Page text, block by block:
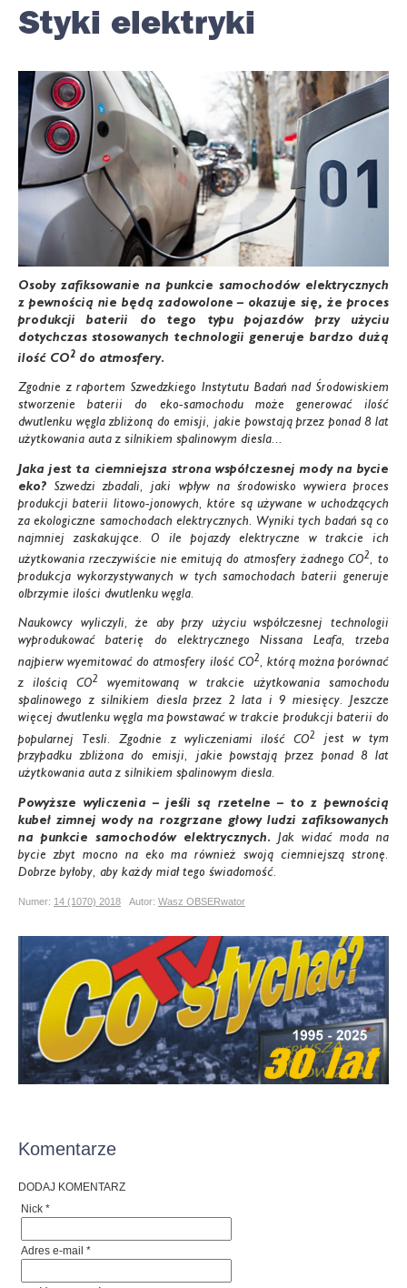
Styki elektryki
Osoby zafiksowanie na punkcie samochodów elektrycznych
z pewnością nie będą zadowolone – okazuje się, że proces
produkcji baterii do tego typu pojazdów przy użyciu
dotychczas stosowanych technologii generuje bardzo dużą
ilość CO2 do atmosfery.
Zgodnie z raportem Szwedzkiego Instytutu Badań nad Środowiskiem
stworzenie baterii do eko-samochodu może generować ilość
dwutlenku węgla zbliżoną do emisji, jakie powstają przez ponad 8 lat
użytkowania auta z silnikiem spalinowym diesla...
Jaka jest ta ciemniejsza strona współczesnej mody na bycie
eko? Szwedzi zbadali, jaki wpływ na środowisko wywiera proces
produkcji baterii litowo-jonowych, które są używane w uchodzących
za ekologiczne samochodach elektrycznych. Wyniki tych badań są co
najmniej zaskakujące. O ile pojazdy elektryczne w trakcie ich
użytkowania rzeczywiście nie emitują do atmosfery żadnego CO2
, to
produkcja wykorzystywanych w tych samochodach baterii generuje
olbrzymie ilości dwutlenku węgla.
Naukowcy wyliczyli, że aby przy użyciu współczesnej technologii
wyprodukować baterię do elektrycznego Nissana Leafa, trzeba
najpierw wyemitować do atmosfery ilość CO2 , którą można porównać
z ilością CO2
wyemitowaną w trakcie użytkowania samochodu
spalinowego z silnikiem diesla przez 2 lata i 9 miesięcy. Jeszcze
więcej dwutlenku węgla ma powstawać w trakcie produkcji baterii do
popularnej Tesli. Zgodnie z wyliczeniami ilość CO2
jest w tym
przypadku zbliżona do emisji, jakie powstają przez ponad 8 lat
użytkowania auta z silnikiem spalinowym diesla.
Powyższe wyliczenia – jeśli są rzetelne – to z pewnością
kubeł zimnej wody na rozgrzane głowy ludzi zafiksowanych
na punkcie samochodów elektrycznych. Jak widać moda na
bycie zbyt mocno na eko ma również swoją ciemniejszą stronę.
Dobrze byłoby, aby każdy miał tego świadomość.
Numer: 14 (1070) 2018 Autor: Wasz OBSERwator
Komentarze
DODAJ KOMENTARZ
Nick *
Adres e-mail *